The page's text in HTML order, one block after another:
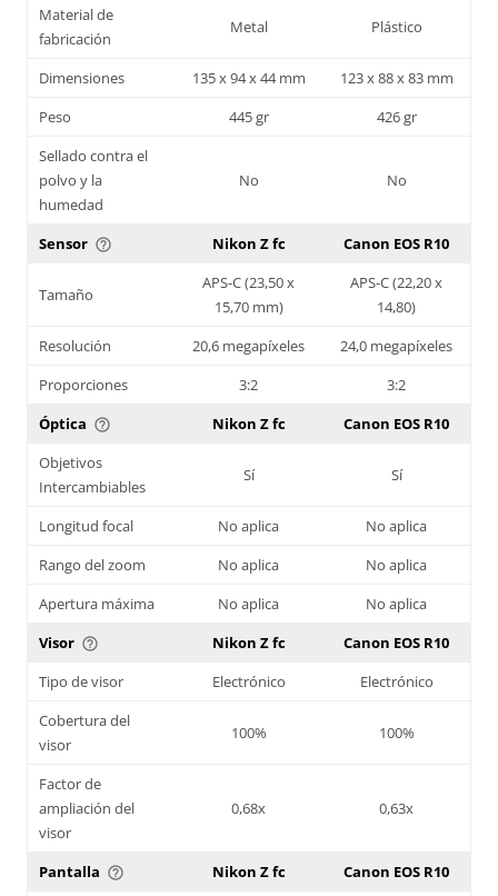
Material de
fabricación
Metal Plástico
Dimensiones 135 x 94 x 44 mm
123 x 88 x 83 mm
Peso
445 gr
426 gr
Sellado contra el
polvo y la
humedad
No No
Sensor help_outline Nikon Z fc Canon EOS R10
Tamaño
APS-C (23,50 x
15,70 mm)
APS-C (22,20 x
14,80)
Resolución
20,6 megapíxeles
24,0 megapíxeles
Proporciones
3:2
3:2
Óptica help_outline Nikon Z fc
Canon EOS R10
Objetivos
Intercambiables
Sí Sí
Longitud focal No aplica
No aplica
Rango del zoom
No aplica
No aplica
Apertura máxima
No aplica
No aplica
Visor help_outline Nikon Z fc
Canon EOS R10
Tipo de visor
Electrónico
Electrónico
Cobertura del
visor
100% 100%
Factor de
ampliación del
visor
0,68x 0,63x
Pantalla help_outline Nikon Z fc
Canon EOS R10